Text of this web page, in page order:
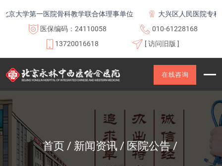
大学第一医院骨科教学联合体理事单位
大兴区人民医院专科联
医保编码：24110058
010-61228168
13720016618
[ 访问旧版 ]
在线咨询
首页 新闻资讯 医院公告